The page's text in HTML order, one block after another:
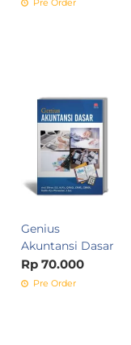
Genius
Akuntansi Dasar
Rp 70.000
Pre Order